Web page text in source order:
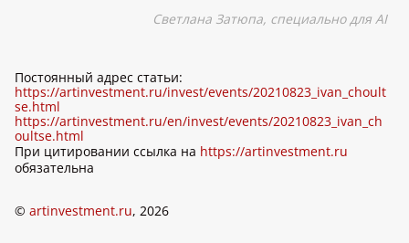
Светлана Затюпа, специально для AI
Постоянный адрес статьи:
https://artinvestment.ru/invest/events/20210823_ivan_choult
se.html
https://artinvestment.ru/en/invest/events/20210823_ivan_ch
oultse.html
При цитировании ссылка на https://artinvestment.ru
обязательна
© artinvestment.ru, 2026